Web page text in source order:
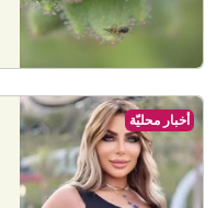
أخبار محليّة